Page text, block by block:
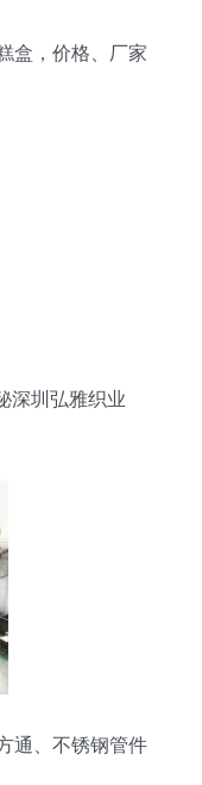
盒，价格、厂家
深圳弘雅织业
通、不锈钢管件